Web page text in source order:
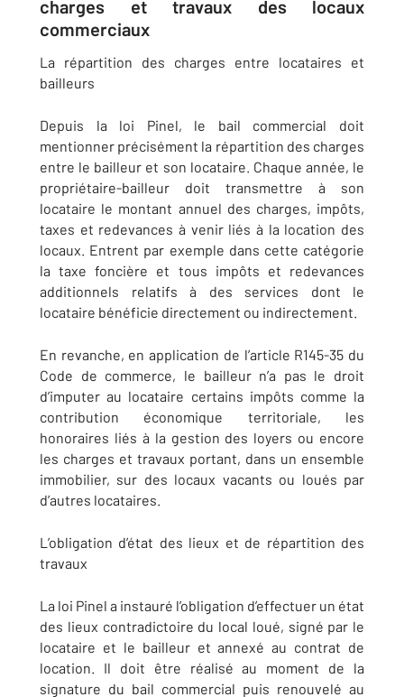
charges et travaux des locaux
commerciaux
La répartition des charges entre locataires et
bailleurs
Depuis la loi Pinel, le bail commercial doit
mentionner précisément la répartition des charges
entre le bailleur et son locataire. Chaque année, le
propriétaire-bailleur doit transmettre à son
locataire le montant annuel des charges, impôts,
taxes et redevances à venir liés à la location des
locaux. Entrent par exemple dans cette catégorie
la taxe foncière et tous impôts et redevances
additionnels relatifs à des services dont le
locataire bénéficie directement ou indirectement.
En revanche, en application de l’article R145-35 du
Code de commerce, le bailleur n’a pas le droit
d’imputer au locataire certains impôts comme la
contribution économique territoriale, les
honoraires liés à la gestion des loyers ou encore
les charges et travaux portant, dans un ensemble
immobilier, sur des locaux vacants ou loués par
d’autres locataires.
L’obligation d’état des lieux et de répartition des
travaux
La loi Pinel a instauré l’obligation d’effectuer un état
des lieux contradictoire du local loué, signé par le
locataire et le bailleur et annexé au contrat de
location. Il doit être réalisé au moment de la
signature du bail commercial puis renouvelé au